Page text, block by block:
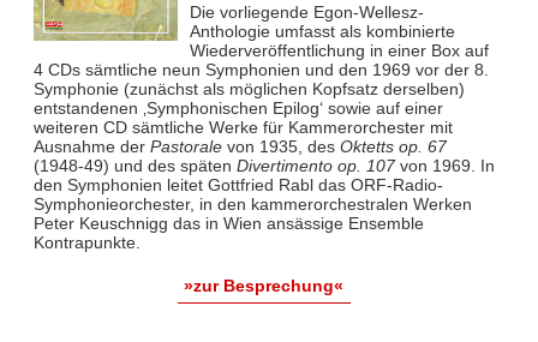
Die vorliegende Egon-Wellesz-
Anthologie umfasst als kombinierte
Wiederveröffentlichung in einer Box auf
4 CDs sämtliche neun Symphonien und den 1969 vor der 8.
Symphonie (zunächst als möglichen Kopfsatz derselben)
entstandenen ‚Symphonischen Epilog‘ sowie auf einer
weiteren CD sämtliche Werke für Kammerorchester mit
Ausnahme der Pastoralevon 1935, des Oktetts op. 67
(1948-49) und des späten Divertimento op. 107von 1969. In
den Symphonien leitet Gottfried Rabl das ORF-Radio-
Symphonieorchester, in den kammerorchestralen Werken
Peter Keuschnigg das in Wien ansässige Ensemble
Kontrapunkte.
»zur Besprechung«